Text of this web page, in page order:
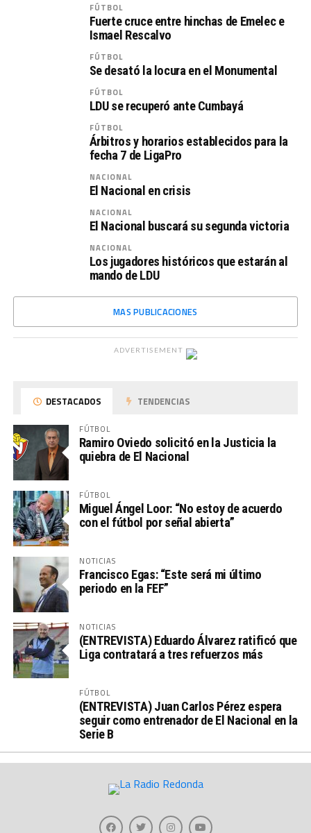
FÚTBOL
Fuerte cruce entre hinchas de Emelec e
Ismael Rescalvo
FÚTBOL
Se desató la locura en el Monumental
FÚTBOL
LDU se recuperó ante Cumbayá
FÚTBOL
Árbitros y horarios establecidos para la
fecha 7 de LigaPro
NACIONAL
El Nacional en crisis
NACIONAL
El Nacional buscará su segunda victoria
NACIONAL
Los jugadores históricos que estarán al
mando de LDU
MAS PUBLICACIONES
ADVERTISEMENT
DESTACADOS TENDENCIAS
FÚTBOL
Ramiro Oviedo solicitó en la Justicia la
quiebra de El Nacional
FÚTBOL
Miguel Ángel Loor: “No estoy de acuerdo
con el fútbol por señal abierta”
NOTICIAS
Francisco Egas: “Este será mi último
periodo en la FEF”
NOTICIAS
(ENTREVISTA) Eduardo Álvarez ratificó que
Liga contratará a tres refuerzos más
FÚTBOL
(ENTREVISTA) Juan Carlos Pérez espera
seguir como entrenador de El Nacional en la
Serie B